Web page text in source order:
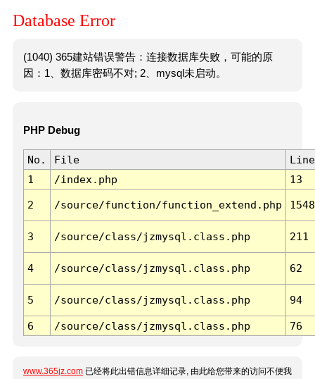
Database Error
(1040) 365建站错误警告：连接数据库失败，可能的原
因：1、数据库密码不对; 2、mysql未启动。
PHP Debug
No. File
Line
1
/index.php 13
2 /source/function/function_extend.php 1548
3 /source/class/jzmysql.class.php 211
4 /source/class/jzmysql.class.php 62
5 /source/class/jzmysql.class.php 94
6 /source/class/jzmysql.class.php 76
www.365jz.com 已经将此出错信息详细记录, 由此给您带来的访问不便我